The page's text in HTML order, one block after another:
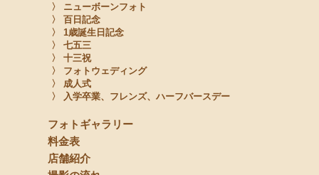
〉 ニューボーンフォト
〉 百日記念
〉 1歳誕生日記念
〉 七五三
〉 十三祝
〉 フォトウェディング
〉 成人式
〉 入学卒業、フレンズ、ハーフバースデー
フォトギャラリー
料金表
店舗紹介